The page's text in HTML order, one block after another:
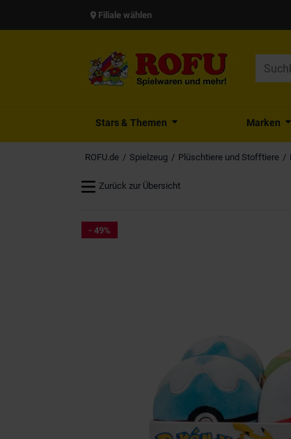
Filiale wählen
Stars & Themen Marken
ROFU.de Spielzeug Plüschtiere und Stofftiere
Zurück zur Übersicht
- 49%